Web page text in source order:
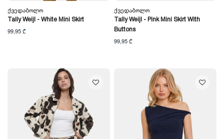
Ქვედაბოლო
Tally Weijl - White Mini Skirt
99,95 ₾
Ქვედაბოლო
Tally Weijl - Pink Mini Skirt With
Buttons
99,95 ₾